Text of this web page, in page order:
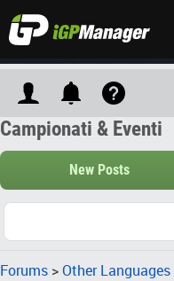
Campionati & Eventi
New Posts
Forums >Other Languages